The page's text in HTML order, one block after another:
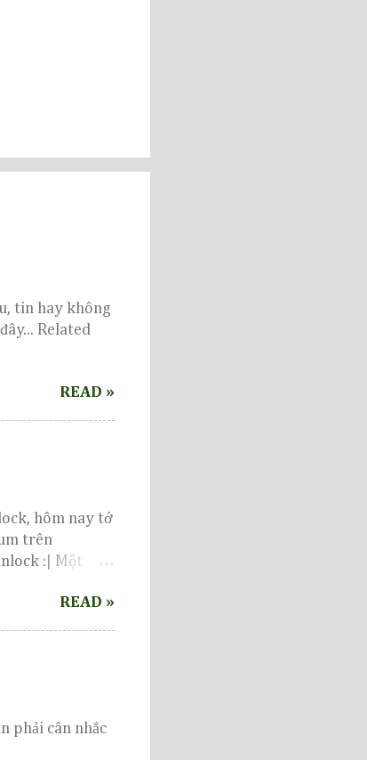
tin hay không
Related
READ »
hôm nay tớ
trên
:| Một
READ »
phải cân nhắc